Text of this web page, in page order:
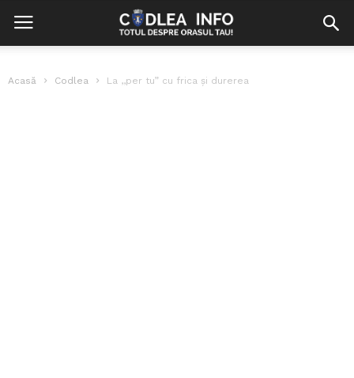
Acasă Codlea La ,,per tu” cu frica şi durerea